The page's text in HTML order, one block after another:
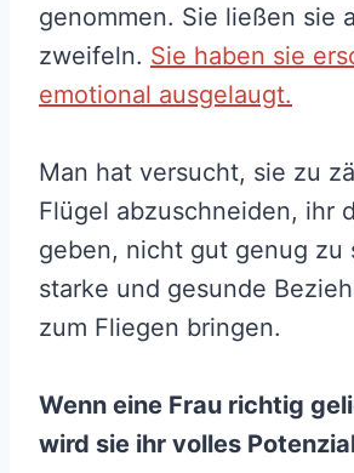
genommen. Sie ließen sie
zweifeln. Sie haben sie
emotional ausgelaugt.
Man hat versucht, sie zu
Flügel abzuschneiden, ihr
geben, nicht gut genug zu
starke und gesunde
zum Fliegen bringen.
Wenn eine Frau richtig
wird sie ihr volles